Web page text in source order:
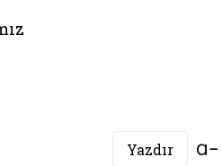
Yazdır